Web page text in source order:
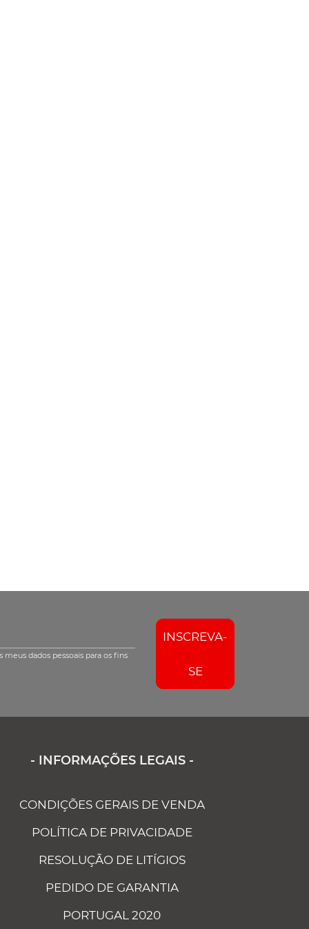
meus dados pessoais para os fins
INSCREVA-
SE
- INFORMAÇÕES LEGAIS -
CONDIÇÕES GERAIS DE VENDA
POLÍTICA DE PRIVACIDADE
RESOLUÇÃO DE LITÍGIOS
PEDIDO DE GARANTIA
PORTUGAL 2020